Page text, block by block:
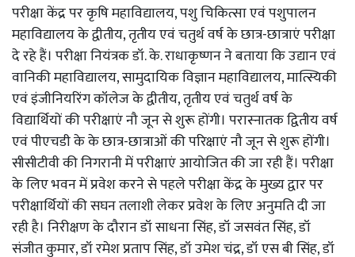
परीक्षा केंद्र पर कृषि महाविद्यालय, पशु चिकित्सा एवं पशुपालन
महाविद्यालय के द्वीतीय, तृतीय एवं चतुर्थ वर्ष के छात्र-छात्राएं परीक्षा
दे रहे हैं। परीक्षा नियंत्रक डॉ. के. राधाकृष्णन ने बताया कि उद्यान एवं
वानिकी महाविद्यालय, सामुदायिक विज्ञान महाविद्यालय, मात्स्यिकी
एवं इंजीनियरिंग कॉलेज के द्वीतीय, तृतीय एवं चतुर्थ वर्ष के
विद्यार्थियों की परीक्षाएं नौ जून से शुरू होंगी। परास्नातक द्वितीय वर्ष
एवं पीएचडी के के छात्र-छात्राओं की परिक्षाएं नौ जून से शुरू होंगी।
सीसीटीवी की निगरानी में परीक्षाएं आयोजित की जा रही हैं। परीक्षा
के लिए भवन में प्रवेश करने से पहले परीक्षा केंद्र के मुख्य द्वार पर
परीक्षार्थियों की सघन तलाशी लेकर प्रवेश के लिए अनुमति दी जा
रही है। निरीक्षण के दौरान डॉ साधना सिंह, डॉ जसवंत सिंह, डॉ
संजीत कुमार, डॉ रमेश प्रताप सिंह, डॉ उमेश चंद्र, डॉ एस बी सिंह, डॉ